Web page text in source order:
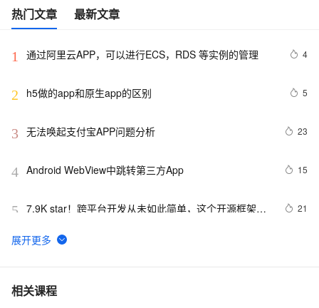
热门文章 最新文章
1 通过阿里云APP，可以进行ECS，RDS 等实例的管理 4
2 h5做的app和原生app的区别 5
3 无法唤起支付宝APP问题分析 23
4 Android WebView中跳转第三方App 15
5 7.9K star！跨平台开发从未如此简单，这个开源框架让
21
6 积分商城App积分商城小程序开发
7 《101 Windows Phone 7 Apps》读书笔记-BABY
相关课程